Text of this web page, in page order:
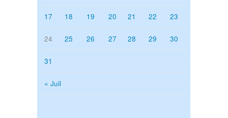
« Juil
17 18 19 20 21 22 23
24 25 26 27 28 29 30
31